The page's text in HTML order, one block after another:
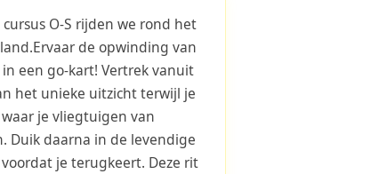
O-S rijden we rond het
de opwinding van
een go-kart! Vertrek vanuit
het unieke uitzicht terwijl je
je vliegtuigen van
Duik daarna in de levendige
je terugkeert. Deze rit